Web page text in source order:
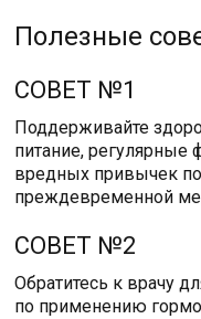
Полезные
СОВЕТ №1
Поддерживайте
питание, регулярные
вредных привычек
преждевременной
СОВЕТ №2
Обратитесь к врачу
по применению